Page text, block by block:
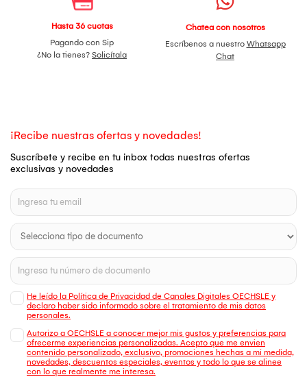
Hasta 36 cuotas
Pagando con Sip
¿No la tienes? Solicítala
Chatea con nosotros
Escríbenos a nuestro Whatsapp
Chat
¡Recibe nuestras ofertas y novedades!
Suscríbete y recibe en tu inbox todas nuestras ofertas
exclusivas y novedades
He leído la Política de Privacidad de Canales Digitales OECHSLE y
declaro haber sido informado sobre el tratamiento de mis datos
personales.
Autorizo a OECHSLE a conocer mejor mis gustos y preferencias para
ofrecerme experiencias personalizadas. Acepto que me envien
contenido personalizado, exclusivo, promociones hechas a mi medida,
novedades, descuentos especiales, eventos y todo lo que se alinee
con lo que realmente me interesa.